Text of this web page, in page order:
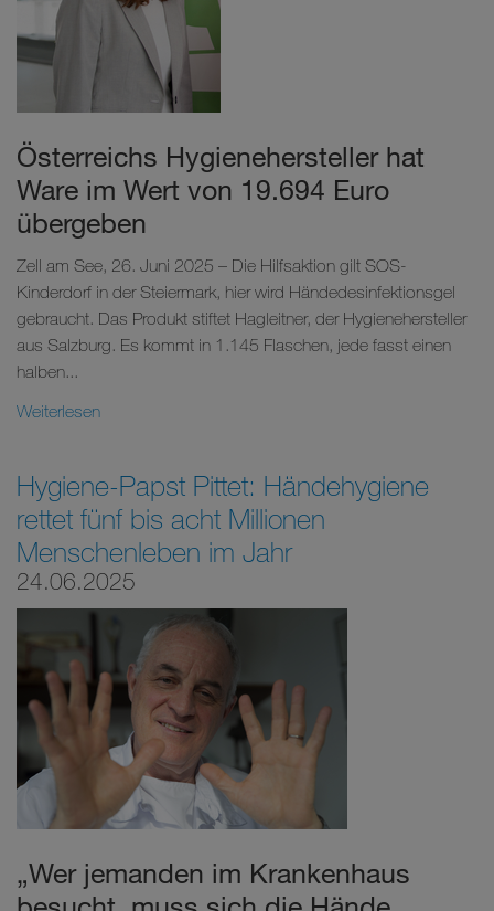
Österreichs Hygienehersteller hat
Ware im Wert von 19.694 Euro
übergeben
Zell am See, 26. Juni 2025 – Die Hilfsaktion gilt SOS-
Kinderdorf in der Steiermark, hier wird Händedesinfektionsgel
gebraucht. Das Produkt stiftet Hagleitner, der Hygienehersteller
aus Salzburg. Es kommt in 1.145 Flaschen, jede fasst einen
halben...
Weiterlesen
Hygiene-Papst Pittet: Händehygiene
rettet fünf bis acht Millionen
Menschenleben im Jahr
24.06.2025
„Wer jemanden im Krankenhaus